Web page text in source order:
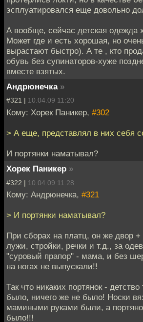
эсплуатировался еще довольно
А вообще, сейчас детская одежда
Может где и есть хорошая, но
вырастают быстро). А те , кто
обувь без супинаторов-хуже
вместе взятых.
Андрюнечка »
#321 | 10.04.09 11:20
Кому: Хорек Паникер, #302
> А еще, представлял в них себя
И портянки наматывал?
Хорек Паникер »
#322 | 10.04.09 11:28
Кому: Андрюнечка, #321
> И портянки наматывал?
При сборах на платц, он же двор +
лужи, стройки, речки и т.д., за
"суровый прапор" - мама, и без
на ногах не выпускали!!
Так что никаких портянок -
было, ничего же не было! Носки
мамиными руками были, а
было!!!